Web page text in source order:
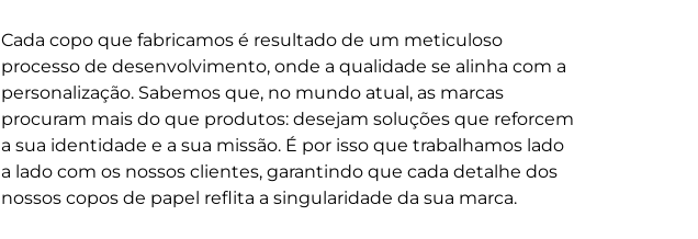
Cada copo que fabricamos é resultado de um meticuloso
processo de desenvolvimento, onde a qualidade se alinha com a
personalização. Sabemos que, no mundo atual, as marcas
procuram mais do que produtos: desejam soluções que reforcem
a sua identidade e a sua missão. É por isso que trabalhamos lado
a lado com os nossos clientes, garantindo que cada detalhe dos
nossos copos de papel reflita a singularidade da sua marca.